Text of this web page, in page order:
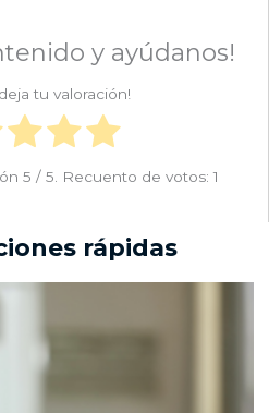
y ayúdanos!
tu valoración!
5 / 5. Recuento de votos:1
rápidas